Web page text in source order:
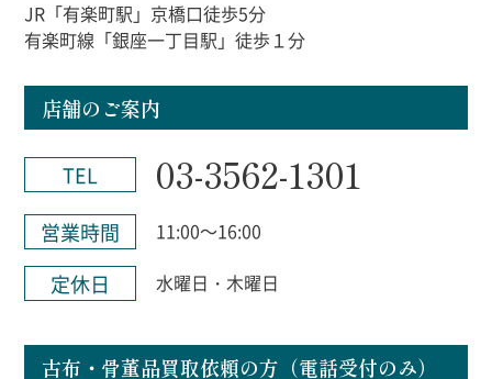
JR「有楽町駅」京橋口徒歩5分
有楽町線「銀座一丁目駅」徒歩１分
店舗のご案内
TEL 03-3562-1301
営業時間 11:00～16:00
定休日 水曜日・木曜日
古布・骨董品買取依頼の方（電話受付のみ）